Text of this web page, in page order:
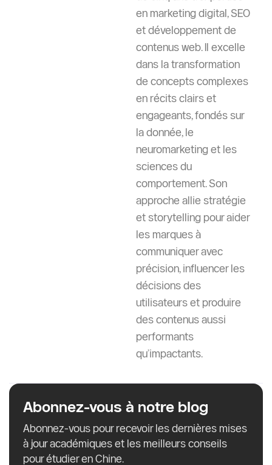
en marketing digital, SEO
et développement de
contenus web. Il excelle
dans la transformation
de concepts complexes
en récits clairs et
engageants, fondés sur
la donnée, le
neuromarketing et les
sciences du
comportement. Son
approche allie stratégie
et storytelling pour aider
les marques à
communiquer avec
précision, influencer les
décisions des
utilisateurs et produire
des contenus aussi
performants
qu’impactants.
Abonnez-vous à notre blog
Abonnez-vous pour recevoir les dernières mises
à jour académiques et les meilleurs conseils
pour étudier en Chine.